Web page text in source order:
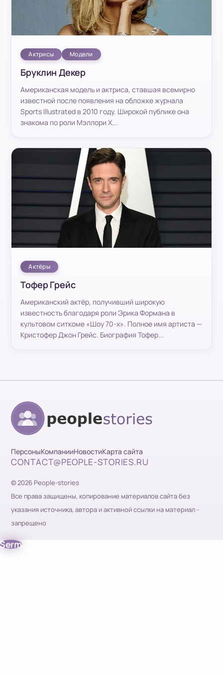
Актрисы Модели
Бруклин Декер
Американская модель и актриса, ставшая всемирно
известной после появления на обложке журнала
Sports Illustrated в 2010 году. Широкой публике она
знакома по роли Мэллори Х...
Актёры
Тофер Грейс
Американский актёр, получивший широкую
известность благодаря роли Эрика Формана в
культовом ситкоме «Шоу 70-х». Полное имя артиста —
Кристофер Джон Грейс. Биография Тофер...
ПерсоныКомпанииНовостиКарта сайта
CONTACT@PEOPLE-STORIES.RU
© 2026 People-stories
Все права защищены, копирование материалов сайта без
указания источника, автора и активной ссылки на материал -
запрещено
Serm